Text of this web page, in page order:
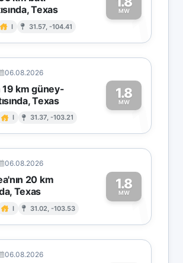
Texas
I 31.57, -104.41
MW1
06.08.2026
19 km güney-
Texas
I 31.37, -103.21
1.8
MW1
06.08.2026
20 km
Texas
I 31.02, -103.53
1.8
MW1
06.08.2026